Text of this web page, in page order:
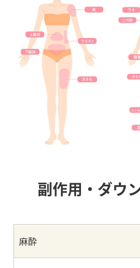
副作用・ダウ
麻酔